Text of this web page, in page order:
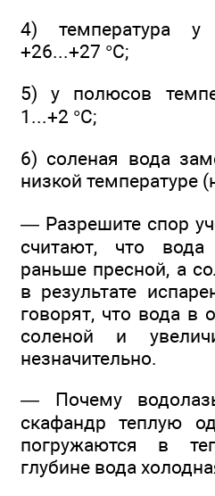
4) температура у
+26...+27 °С;
5) у полюсов
1...+2 °С;
6) соленая вода
низкой температуре
— Разрешите спор
считают, что
раньше пресной, а
в результате
говорят, что вода в
соленой и
незначительно.
— Почему
скафандр теплую
погружаются в
глубине вода